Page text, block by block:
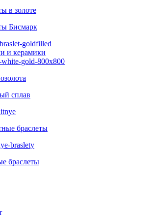
в золоте
Бисмарк
и керамики
сплав
браслеты
браслеты